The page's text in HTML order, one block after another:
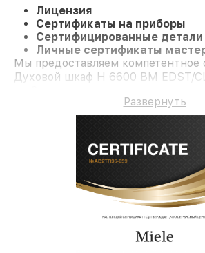
Лицензия
Сертификаты на приборы
Сертифицированные детали
Личные сертификаты
Мы предоставляем компетентное
Духовой шкаф H 6600 BM EDST/
Развернуть